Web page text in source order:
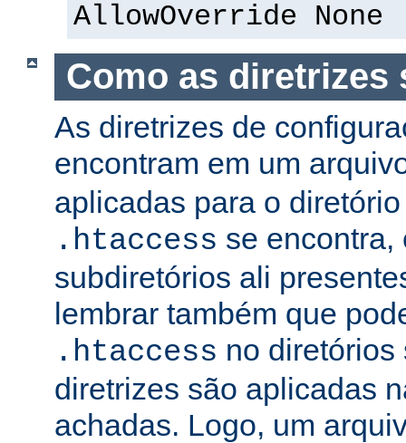
AllowOverride None
Como as diretrizes
As diretrizes de
encontram em um
aplicadas para o
.htaccess se encontra,
subdiretórios ali
lembrar também que
.htaccess no diretórios
diretrizes são aplicadas
achadas. Logo, um